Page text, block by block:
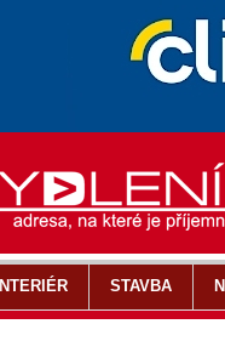
INTERIÉR STAVBA